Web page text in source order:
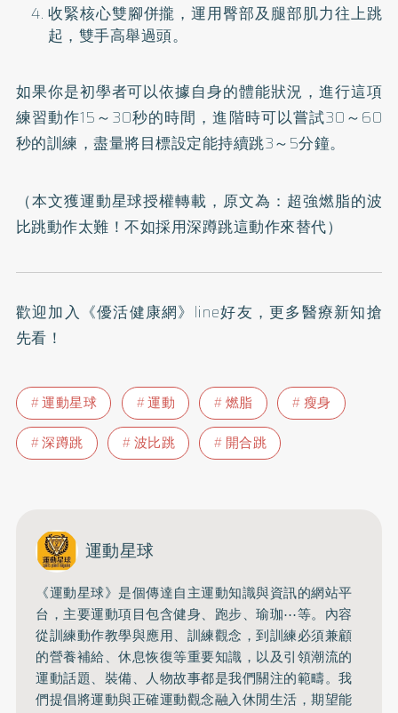
收緊核心雙腳併攏，運用臀部及腿部肌力往上跳
起，雙手高舉過頭。
如果你是初學者可以依據自身的體能狀況，進行這項
練習動作15～30秒的時間，進階時可以嘗試30～60
秒的訓練，盡量將目標設定能持續跳3～5分鐘。
（本文獲運動星球授權轉載，原文為： 超強燃脂的波
比跳動作太難！不如採用深蹲跳這動作來替代）
歡迎加入 《優活健康網》line好友 ，更多醫療新知搶
先看！
運動星球 運動 燃脂
瘦身
深蹲跳
波比跳 開合跳
運動星球
《運動星球》是個傳達自主運動知識與資訊的網站平
台，主要運動項目包含健身、跑步、瑜珈⋯等。內容
從訓練動作教學與應用、訓練觀念，到訓練必須兼顧
的營養補給、休息恢復等重要知識，以及引領潮流的
運動話題、裝備、人物故事都是我們關注的範疇。我
們提倡將運動與正確運動觀念融入休閒生活，期望能